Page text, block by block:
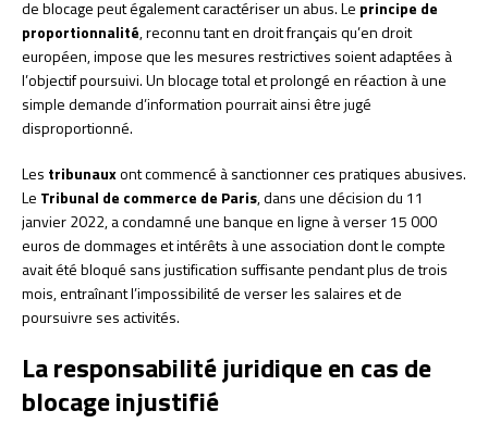
de blocage peut également caractériser un abus. Le principe de
proportionnalité, reconnu tant en droit français qu’en droit
européen, impose que les mesures restrictives soient adaptées à
l’objectif poursuivi. Un blocage total et prolongé en réaction à une
simple demande d’information pourrait ainsi être jugé
disproportionné.
Les tribunauxont commencé à sanctionner ces pratiques abusives.
Le Tribunal de commerce de Paris, dans une décision du 11
janvier 2022, a condamné une banque en ligne à verser 15 000
euros de dommages et intérêts à une association dont le compte
avait été bloqué sans justification suffisante pendant plus de trois
mois, entraînant l’impossibilité de verser les salaires et de
poursuivre ses activités.
La responsabilité juridique en cas de
blocage injustifié